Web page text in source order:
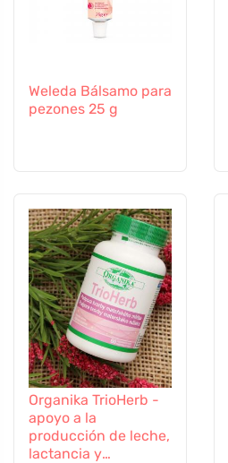
Weleda Bálsamo para
pezones 25 g
Organika TrioHerb -
apoyo a la
producción de leche,
lactancia y